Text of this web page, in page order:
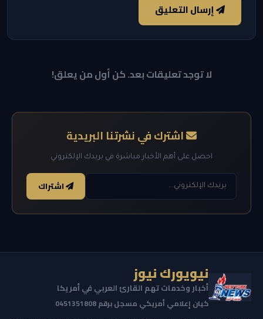
إرسال التعليق
لا توجد تعليقات بعد. كن أول من يعلق!
اشترك في نشرتنا البريدية
احصل على أهم الأخبار مباشرة في بريدك الإلكتروني
اشتراك
نيويورك نيوز
أخبار وخدمات تهم القارئ العربي في أمريكا
كيان إعلامي أمريكي مسجل برقم 0451351808